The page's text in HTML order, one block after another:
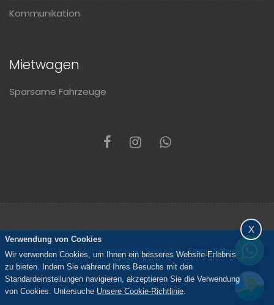
Kommunikation
Mietwagen
Sparsame Fahrzeuge
© 2021 Altunel Autovermietungen Rent a Car -Eganis Software
Entwickelt von.
Verwendung von Cookies
Wir verwenden Cookies, um Ihnen ein besseres Website-Erlebnis
zu bieten. Indem Sie während Ihres Besuchs mit den
Standardeinstellungen navigieren, akzeptieren Sie die Verwendung
von Cookies. Untersuche Unsere Cookie-Richtlinie.
X